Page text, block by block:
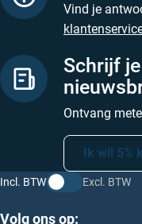
Vind je
Schrijf
Ontvang
Ik wil 5%
Incl. BTW Excl. BTW
Volg ons op: